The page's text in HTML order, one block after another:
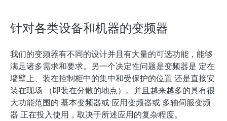
针对各类设备和机器的变频器
我们的变频器有不同的设计并且有大量的可选功能，能够
满足诸多需求和要求。另一个决定性问题是变频器是 定在
墙壁上、装在控制柜中的集中和受保护的位置还是直接安
装在现场 （即装在分散的地点）。并且越来越多的具有很
大功能范围的 基本变频器或应用变频器或 多轴伺服变频
器 正在投入使用，取决于所述应用的复杂程度。